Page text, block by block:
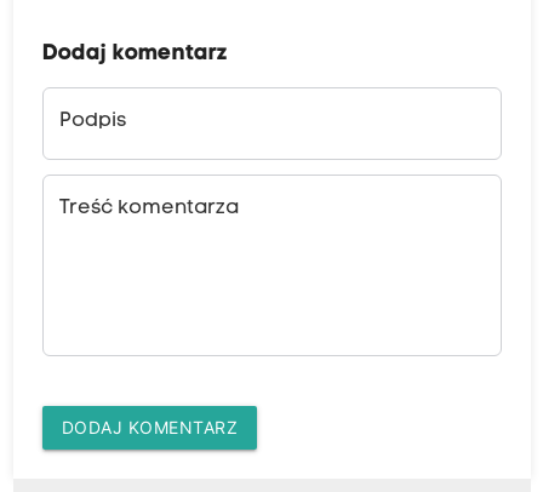
Dodaj komentarz
Podpis
Treść komentarza
DODAJ KOMENTARZ